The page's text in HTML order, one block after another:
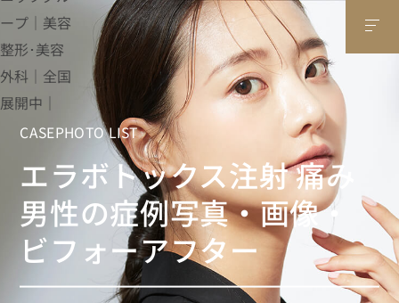
CASEPHOTO LIST
エラボトックス注射 痛み
男性の症例写真・画像・
ビフォーアフター